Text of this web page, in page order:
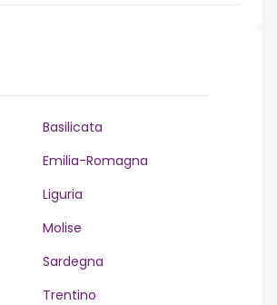
Basilicata
Emilia-Romagna
Liguria
Molise
Sardegna
Trentino